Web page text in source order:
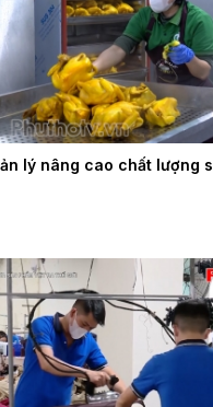
lý nâng cao chất lượng